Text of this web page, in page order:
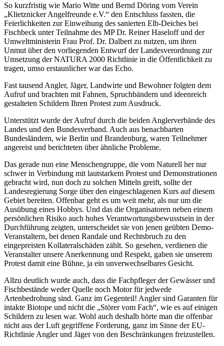
So kurzfristig wie Mario Witte und Bernd Döring vom Verein
„Klietznicker Angelfreunde e.V.“ den Entschluss fassten, die
Feierlichkeiten zur Einweihung des sanierten Elb-Deiches bei
Fischbeck unter Teilnahme des MP Dr. Reiner Haseloff und der
Umweltministerin Frau Prof. Dr. Dalbert zu nutzen, um ihren
Unmut über den vorliegenden Entwurf der Landesverordnung zur
Umsetzung der NATURA 2000 Richtlinie in die Öffentlichkeit zu
tragen, umso erstaunlicher war das Echo.
Fast tausend Angler, Jäger, Landwirte und Bewohner folgten dem
Aufruf und brachten mit Fahnen, Spruchbändern und ideenreich
gestalteten Schildern Ihren Protest zum Ausdruck.
Unterstützt wurde der Aufruf durch die beiden Anglerverbände des
Landes und den Bundesverband. Auch aus benachbarten
Bundesländern, wie Berlin und Brandenburg, waren Teilnehmer
angereist und berichteten über ähnliche Probleme.
Das gerade nun eine Menschengruppe, die vom Naturell her nur
schwer in Verbindung mit lautstarkem Protest und Demonstrationen
gebracht wird, nun doch zu solchen Mitteln greift, sollte der
Landesregierung Sorge über den eingeschlagenen Kurs auf diesem
Gebiet bereiten. Offenbar geht es um weit mehr, als nur um die
Ausübung eines Hobbys. Und das die Organisatoren neben einem
persönlichen Risiko auch hohes Verantwortungsbewusstsein in der
Durchführung zeigten, unterscheidet sie von jenen geübten Demo-
Veranstaltern, bei denen Randale und Rechtsbruch zu den
eingepreisten Kollateralschäden zählt. So gesehen, verdienen die
Veranstalter unsere Anerkennung und Respekt, gaben sie unserem
Protest damit eine Bühne, ja ein unverwechselbares Gesicht.
Allzu deutlich wurde auch, dass die Fachpfleger der Gewässer und
Fischbestände weder Quelle noch Motor für jedwede
Artenbedrohung sind. Ganz im Gegenteil! Angler sind Garanten für
intakte Biotope und nicht die „Störer vom Fach“, wie es auf einigen
Schildern zu lesen war. Wohl auch deshalb hörte man die offenbar
nicht aus der Luft gegriffene Forderung, ganz im Sinne der EU-
Richtlinie Angler und Jäger von den Beschränkungen freizustellen.